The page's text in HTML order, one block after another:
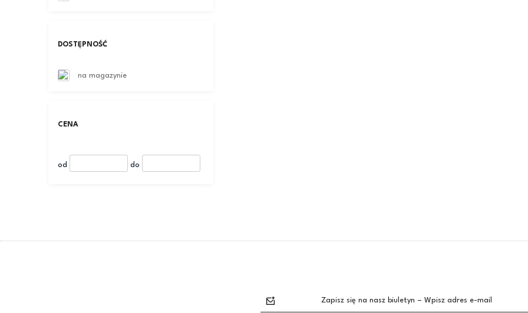
DOSTĘPNOŚĆ
na magazynie
CENA
od do
Zapisz się na nasz biuletyn – Wpisz adres e-mail